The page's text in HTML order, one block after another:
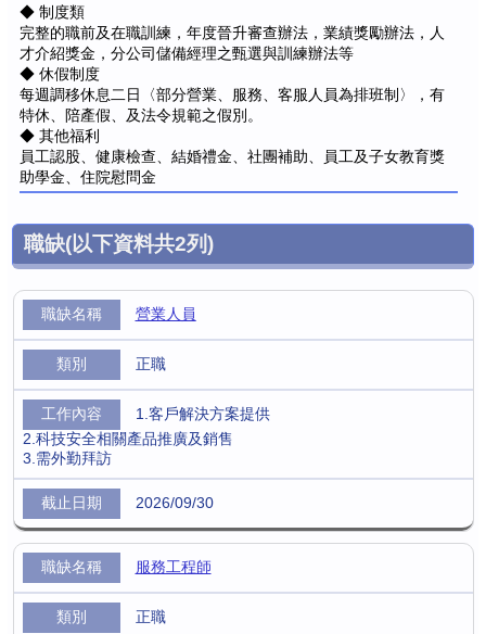
◆ 制度類
完整的職前及在職訓練，年度晉升審查辦法，業績獎勵辦法，人
才介紹獎金，分公司儲備經理之甄選與訓練辦法等
◆ 休假制度
每週調移休息二日〈部分營業、服務、客服人員為排班制〉，有
特休、陪產假、及法令規範之假別。
◆ 其他福利
員工認股、健康檢查、結婚禮金、社團補助、員工及子女教育獎
助學金、住院慰問金
職缺(以下資料共2列)
營業人員
正職
1.客戶解決方案提供
2.科技安全相關產品推廣及銷售
3.需外勤拜訪
2026/09/30
服務工程師
正職